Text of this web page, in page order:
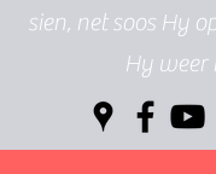
sien, net soos Hy
Hy weer